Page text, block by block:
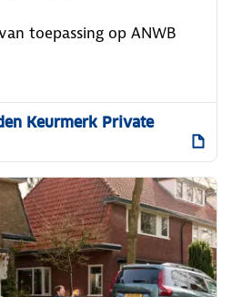
toepassing op ANWB
Keurmerk Private